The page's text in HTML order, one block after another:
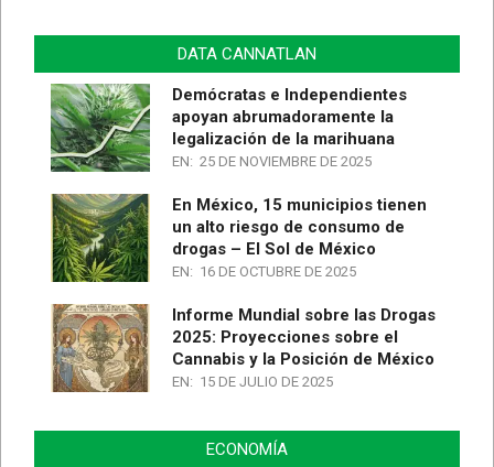
DATA CANNATLAN
Demócratas e Independientes
apoyan abrumadoramente la
legalización de la marihuana
EN: 25 DE NOVIEMBRE DE 2025
En México, 15 municipios tienen
un alto riesgo de consumo de
drogas – El Sol de México
EN: 16 DE OCTUBRE DE 2025
Informe Mundial sobre las Drogas
2025: Proyecciones sobre el
Cannabis y la Posición de México
EN: 15 DE JULIO DE 2025
ECONOMÍA